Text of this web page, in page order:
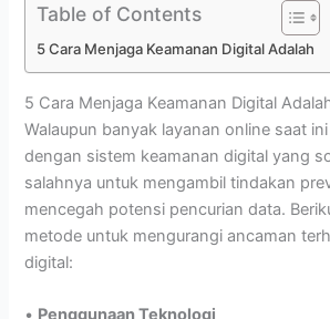
Table of Contents
5 Cara Menjaga Keamanan Digital Adalah
5 Cara Menjaga Keamanan Digital
Walaupun banyak layanan online saat
dengan sistem keamanan digital yang
salahnya untuk mengambil tindakan
mencegah potensi pencurian data.
metode untuk mengurangi ancaman
digital:
• Penggunaan Teknologi